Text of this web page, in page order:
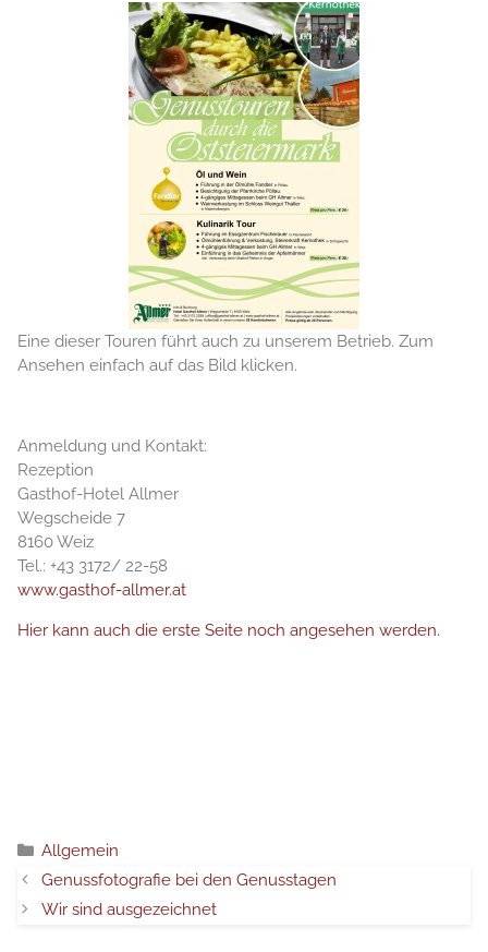
Eine dieser Touren führt auch zu unserem Betrieb. Zum
Ansehen einfach auf das Bild klicken.
Anmeldung und Kontakt:
Rezeption
Gasthof-Hotel Allmer
Wegscheide 7
8160 Weiz
Tel.: +43 3172/ 22-58
www.gasthof-allmer.at
Hier kann auch die erste Seite noch angesehen werden.
Catégories
Allgemein
Genussfotografie bei den Genusstagen
Wir sind ausgezeichnet